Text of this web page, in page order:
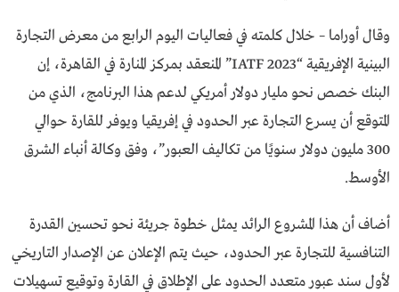
وقال أوراما – خلال كلمته في فعاليات اليوم الرابع من معرض التجارة
البينية الإفريقية “IATF 2023” المنعقد بمركز المنارة في القاهرة، إن
البنك خصص نحو مليار دولار أمريكي لدعم هذا البرنامج، الذي من
المتوقع أن يسرع التجارة عبر الحدود في إفريقيا ويوفر للقارة حوالي
300 مليون دولار سنويًا من تكاليف العبور”، وفق وكالة أنباء الشرق
الأوسط.
أضاف أن هذا المشروع الرائد يمثل خطوة جريئة نحو تحسين القدرة
التنافسية للتجارة عبر الحدود، حيث يتم الإعلان عن الإصدار التاريخي
لأول سند عبور متعدد الحدود على الإطلاق في القارة وتوقيع تسهيلات